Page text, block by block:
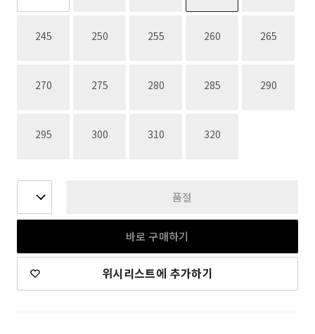
245재고없음 250재고없음 255재고없음 260재고없음 265재고없음
270재고없음 275재고없음 280재고없음 285재고없음 290재고없음
295재고없음 300재고없음 310재고없음 320재고없음
품절
바로 구매하기
위시리스트에 추가하기